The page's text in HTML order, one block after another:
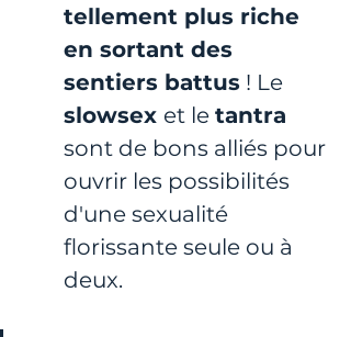
tellement plus riche
en sortant des
sentiers battus ! Le
slowsex et le tantra
sont de bons alliés pour
ouvrir les possibilités
d'une sexualité
florissante seule ou à
deux.